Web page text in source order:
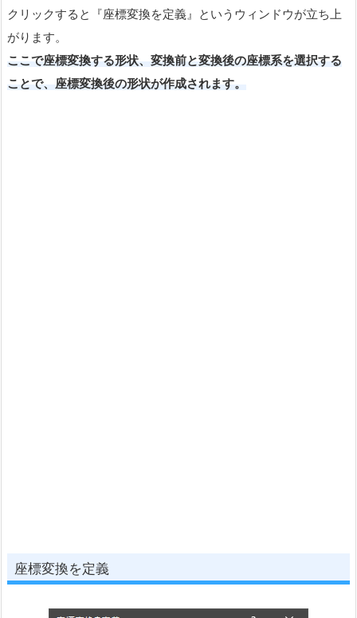
クリックすると『座標変換を定義』というウィンドウが立ち上
がります。
ここで座標変換する形状、変換前と変換後の座標系を選択する
ことで、座標変換後の形状が作成されます。
座標変換を定義